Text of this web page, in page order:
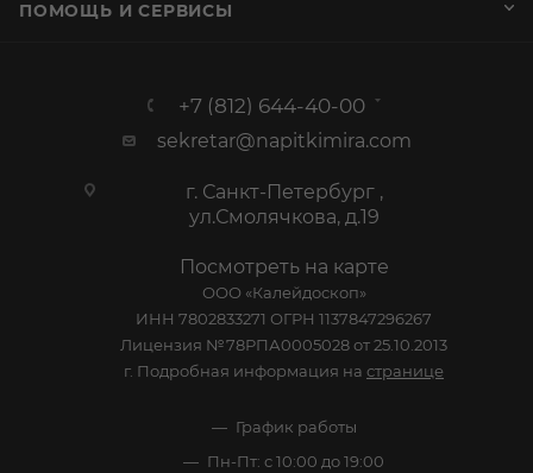
ПОМОЩЬ И СЕРВИСЫ
+7 (812) 644-40-00
sekretar@napitkimira.com
г. Санкт-Петербург ,
ул.Смолячкова, д.19
Посмотреть на карте
ООО «Калейдоскоп»
ИНН 7802833271 ОГРН 1137847296267
Лицензия №78РПА0005028 от 25.10.2013
г. Подробная информация на странице
График работы
Пн-Пт: с 10:00 до 19:00